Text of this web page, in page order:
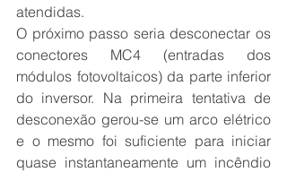
atendidas.
O próximo passo seria desconectar os
conectores MC4 (entradas dos
módulos fotovoltaicos) da parte inferior
do inversor. Na primeira tentativa de
desconexão gerou-se um arco elétrico
e o mesmo foi suficiente para iniciar
quase instantaneamente um incêndio